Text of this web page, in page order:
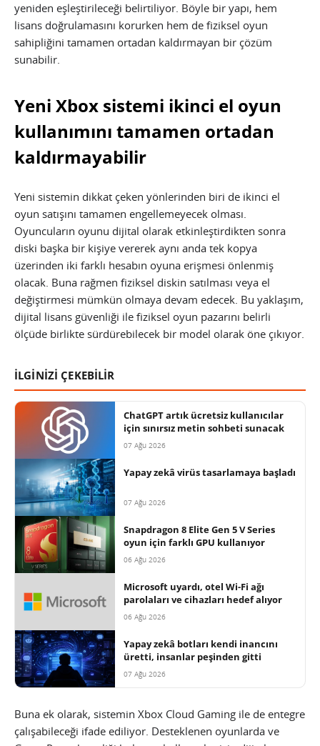
yeniden eşleştirileceği belirtiliyor. Böyle bir yapı, hem
lisans doğrulamasını korurken hem de fiziksel oyun
sahipliğini tamamen ortadan kaldırmayan bir çözüm
sunabilir.
Yeni Xbox sistemi ikinci el oyun
kullanımını tamamen ortadan
kaldırmayabilir
Yeni sistemin dikkat çeken yönlerinden biri de ikinci el
oyun satışını tamamen engellemeyecek olması.
Oyuncuların oyunu dijital olarak etkinleştirdikten sonra
diski başka bir kişiye vererek aynı anda tek kopya
üzerinden iki farklı hesabın oyuna erişmesi önlenmiş
olacak. Buna rağmen fiziksel diskin satılması veya el
değiştirmesi mümkün olmaya devam edecek. Bu yaklaşım,
dijital lisans güvenliği ile fiziksel oyun pazarını belirli
ölçüde birlikte sürdürebilecek bir model olarak öne çıkıyor.
İLGİNİZİ ÇEKEBİLİR
ChatGPT artık ücretsiz kullanıcılar
için sınırsız metin sohbeti sunacak
07 Ağu 2026
Yapay zekâ virüs tasarlamaya başladı
07 Ağu 2026
Snapdragon 8 Elite Gen 5 V Series
oyun için farklı GPU kullanıyor
06 Ağu 2026
Microsoft uyardı, otel Wi-Fi ağı
parolaları ve cihazları hedef alıyor
06 Ağu 2026
Yapay zekâ botları kendi inancını
üretti, insanlar peşinden gitti
07 Ağu 2026
Buna ek olarak, sistemin Xbox Cloud Gaming ile de entegre
çalışabileceği ifade ediliyor. Desteklenen oyunlarda ve